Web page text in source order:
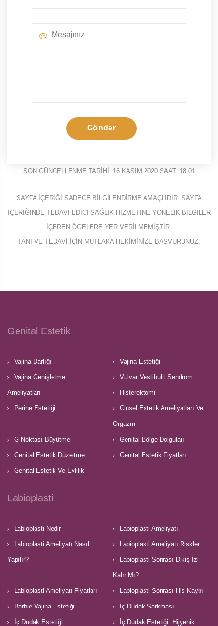
Gönder
SON GÜNCELLENME TARIHI: 16 KASIM 2020 SAAT: 18:01
SAYFA IÇERIĞI SADECE BILGILENDIRME AMAÇLIDIR. SAYFA
IÇERIĞINDE TEDAVI EDICI SAĞLIK HIZMETINE YÖNELIK BILGILER
IÇEREN ÖGELERE YER VERILMEMIŞTIR.
TANI VE TEDAVI IÇIN MUTLAKA HEKIMINIZE BAŞVURUNUZ.
Genital Estetik
Vajina Darlığı Vajina Estetiği
Vajina Genişletme
Ameliyatları
Vulvar Vestibulit Sendrom
Histerektomi
Perine Estetiği Cinsel Estetik Ameliyatları Ve
Orgazm
G Noktası Büyütme Genital Bölge Dolguları
Genital Estetik Düzeltme Genital Estetik Fiyatları
Genital Estetik Ve Evlilik
Labioplasti
Labioplasti Nedir Labioplasti Ameliyatı
Labioplasti Ameliyatı Nasıl
Yapılır?
Labioplasti Ameliyatı Riskleri
Labioplasti Sonrası Dikiş İzi
Kalır Mı?
Labioplasti Ameliyatı Fiyatları Labioplasti Sonrası His Kaybı
Barbie Vajina Estetiği İç Dudak Sarkması
İç Dudak Estetiği İç Dudak Estetiği: Hijyenik